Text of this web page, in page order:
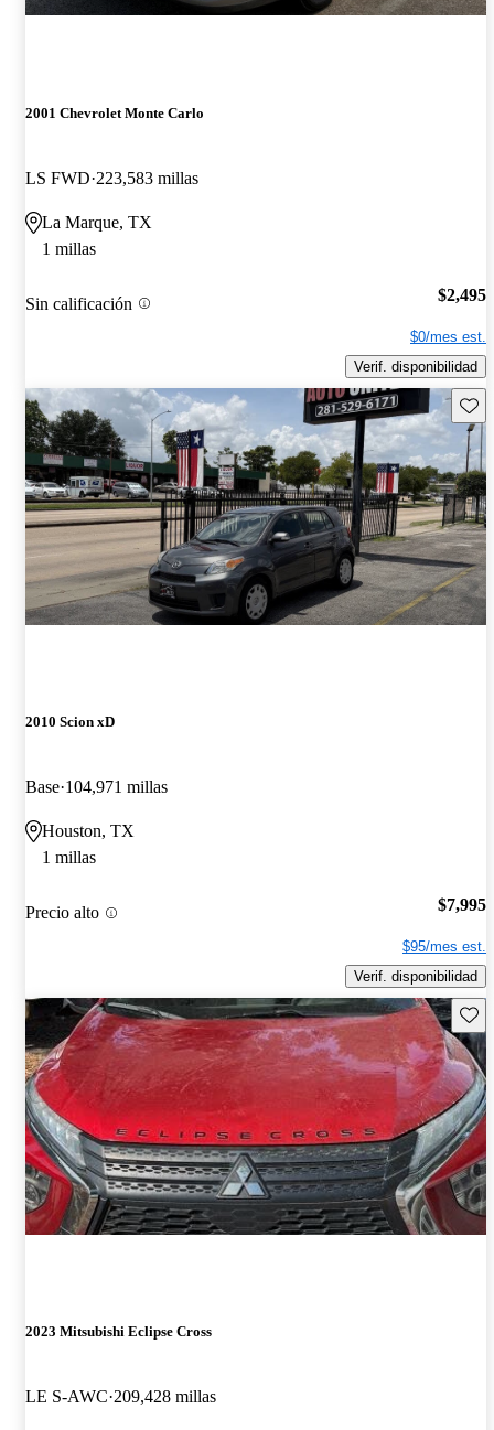
2001 Chevrolet Monte Carlo
LS FWD 223,583 millas
La Marque, TX
1 millas
Sin calificación $2,495
$0/mes est.
Verif. disponibilidad
2010 Scion xD
Base 104,971 millas
Houston, TX
1 millas
Precio alto $7,995
$95/mes est.
Verif. disponibilidad
2023 Mitsubishi Eclipse Cross
LE S-AWC 209,428 millas